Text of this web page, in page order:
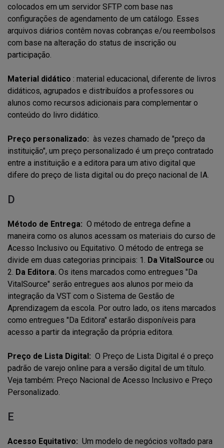
colocados em um servidor SFTP com base nas
configurações de agendamento de um catálogo. Esses
arquivos diários contêm novas cobranças e/ou reembolsos
com base na alteração do status de inscrição ou
participação.
Material didático : material educacional, diferente de livros
didáticos, agrupados e distribuídos a professores ou
alunos como recursos adicionais para complementar o
conteúdo do livro didático.
Preço personalizado: às vezes chamado de "preço da
instituição", um preço personalizado é um preço contratado
entre a instituição e a editora para um ativo digital que
difere do preço de lista digital ou do preço nacional de IA.
D
Método de Entrega: O método de entrega define a
maneira como os alunos acessam os materiais do curso de
Acesso Inclusivo ou Equitativo. O método de entrega se
divide em duas categorias principais: 1. Da VitalSource ou
2. Da Editora. Os itens marcados como entregues "Da
VitalSource" serão entregues aos alunos por meio da
integração da VST com o Sistema de Gestão de
Aprendizagem da escola. Por outro lado, os itens marcados
como entregues "Da Editora" estarão disponíveis para
acesso a partir da integração da própria editora.
Preço de Lista Digital: O Preço de Lista Digital é o preço
padrão de varejo online para a versão digital de um título.
Veja também: Preço Nacional de Acesso Inclusivo e Preço
Personalizado.
E
Acesso Equitativo: Um modelo de negócios voltado para